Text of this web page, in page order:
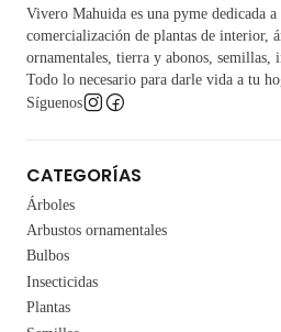
Vivero Mahuida es una pyme dedicada
comercialización de plantas de interior,
ornamentales, tierra y abonos, semillas,
Todo lo necesario para darle vida a tu
Síguenos
CATEGORÍAS
Árboles
Arbustos ornamentales
Bulbos
Insecticidas
Plantas